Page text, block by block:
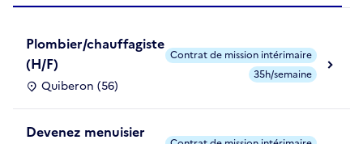
Plombier/chauffagiste
(H/F)
Quiberon (56)
Contrat de mission intérimaire
35h/semaine
Devenez menuisier